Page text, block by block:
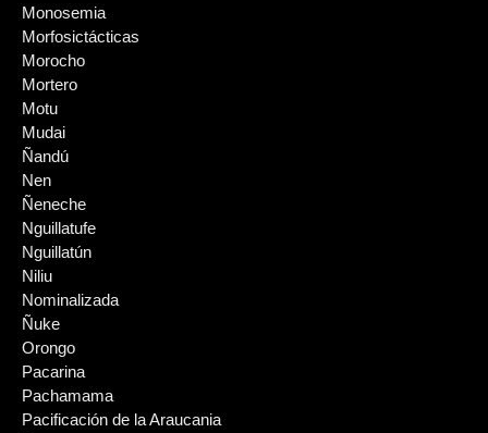
Monosemia
Morfosictácticas
Morocho
Mortero
Motu
Mudai
Ñandú
Nen
Ñeneche
Nguillatufe
Nguillatún
Niliu
Nominalizada
Ñuke
Orongo
Pacarina
Pachamama
Pacificación de la Araucania